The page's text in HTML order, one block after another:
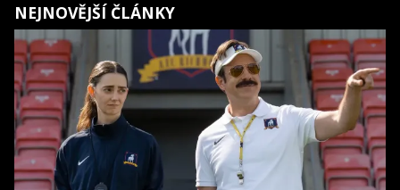
NEJNOVĚJŠÍ ČLÁNKY